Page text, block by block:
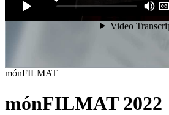
mónFILMAT
mónFILMAT 2022